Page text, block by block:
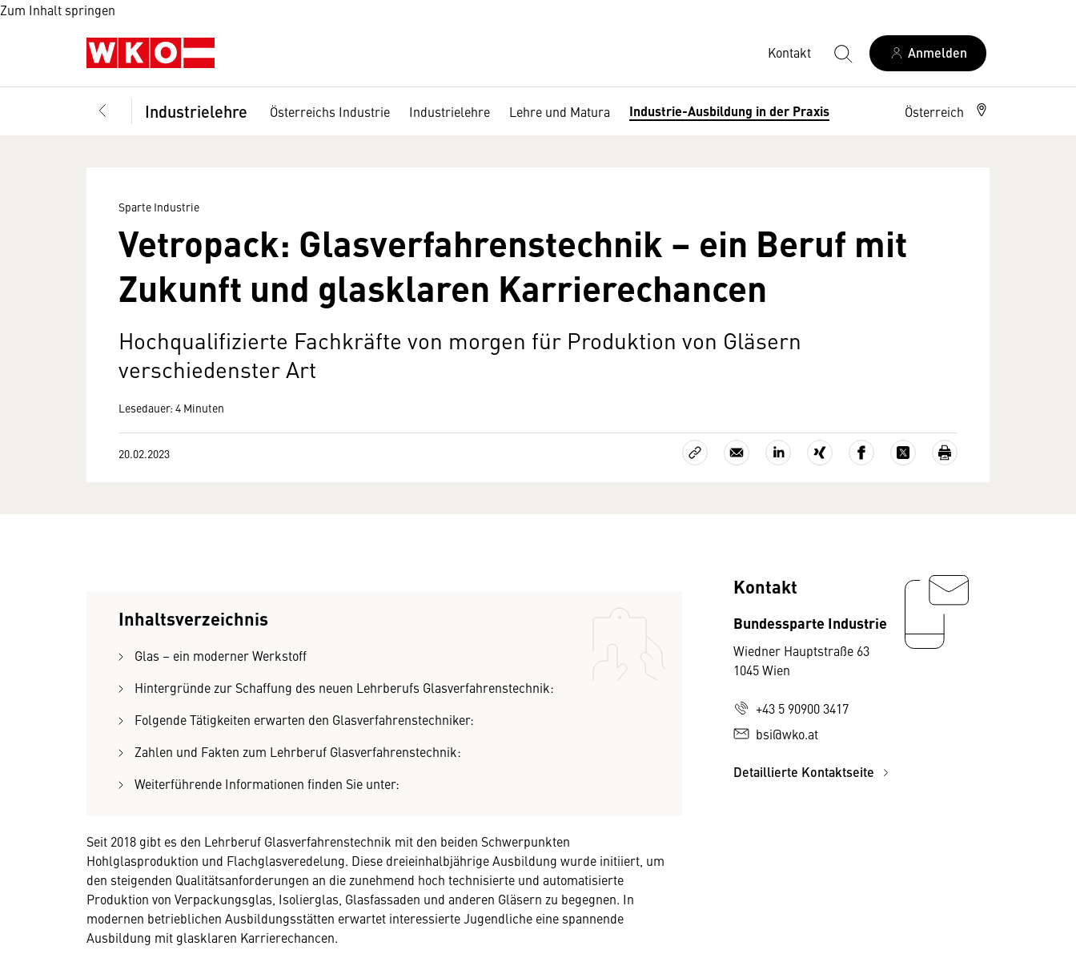
Zum Inhalt springen
Kontakt Anmelden
Industrielehre Österreichs Industrie Industrielehre Lehre und Matura Industrie-Ausbildung in der Praxis Österreich
Sparte Industrie
Vetropack: Glasverfahrenstechnik – ein Beruf mit
Zukunft und glasklaren Karrierechancen
Hochqualifizierte Fachkräfte von morgen für Produktion von Gläsern
verschiedenster Art
Lesedauer: 4 Minuten
20.02.2023
Inhaltsverzeichnis
Glas – ein moderner Werkstoff
Hintergründe zur Schaffung des neuen Lehrberufs Glasverfahrenstechnik:
Folgende Tätigkeiten erwarten den Glasverfahrenstechniker:
Zahlen und Fakten zum Lehrberuf Glasverfahrenstechnik:
Weiterführende Informationen finden Sie unter:
Seit 2018 gibt es den Lehrberuf Glasverfahrenstechnik mit den beiden Schwerpunkten
Hohlglasproduktion und Flachglasveredelung. Diese dreieinhalbjährige Ausbildung wurde initiiert, um
den steigenden Qualitätsanforderungen an die zunehmend hoch technisierte und automatisierte
Produktion von Verpackungsglas, Isolierglas, Glasfassaden und anderen Gläsern zu begegnen. In
modernen betrieblichen Ausbildungsstätten erwartet interessierte Jugendliche eine spannende
Ausbildung mit glasklaren Karrierechancen.
Kontakt
Bundessparte Industrie
Wiedner Hauptstraße 63
1045 Wien
+43 5 90900 3417
bsi@wko.at
Detaillierte Kontaktseite